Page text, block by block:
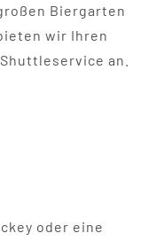
Biergarten
wir Ihren
an.
oder eine